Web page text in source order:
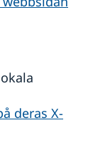
deras X-